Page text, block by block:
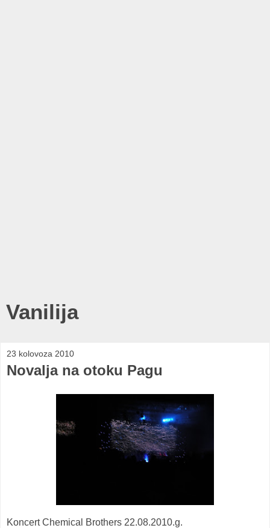
Vanilija
23 kolovoza 2010
Novalja na otoku Pagu
Koncert Chemical Brothers 22.08.2010.g.